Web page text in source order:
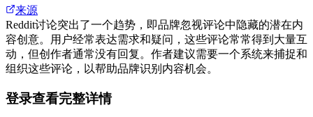
来源
Reddit讨论突出了一个趋势，即品牌忽视评论中隐藏的潜在内
容创意。用户经常表达需求和疑问，这些评论常常得到大量互
动，但创作者通常没有回复。作者建议需要一个系统来捕捉和
组织这些评论，以帮助品牌识别内容机会。
登录查看完整详情